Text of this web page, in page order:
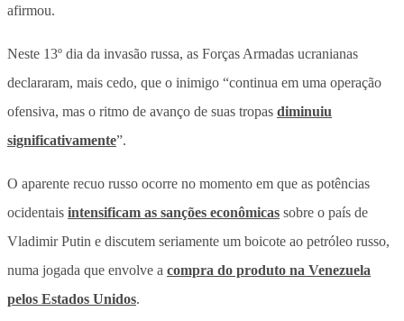
afirmou.
Neste 13º dia da invasão russa, as Forças Armadas ucranianas
declararam, mais cedo, que o inimigo “continua em uma operação
ofensiva, mas o ritmo de avanço de suas tropas diminuiu
significativamente”.
O aparente recuo russo ocorre no momento em que as potências
ocidentais intensificam as sanções econômicas sobre o país de
Vladimir Putin e discutem seriamente um boicote ao petróleo russo,
numa jogada que envolve a compra do produto na Venezuela
pelos Estados Unidos.